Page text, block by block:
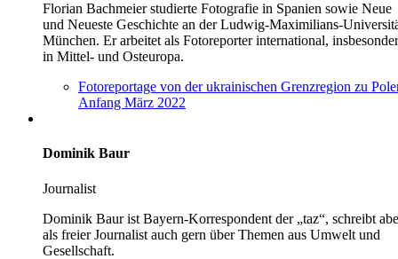
Florian Bachmeier studierte Fotografie in Spanien sowie Neue
und Neueste Geschichte an der Ludwig-Maximilians-
München. Er arbeitet als Fotoreporter international,
in Mittel- und Osteuropa.
Fotoreportage von der ukrainischen Grenzregion zu
Anfang März 2022
Dominik Baur
Journalist
Dominik Baur ist Bayern-Korrespondent der „taz“, schreibt
als freier Journalist auch gern über Themen aus Umwelt und
Gesellschaft.